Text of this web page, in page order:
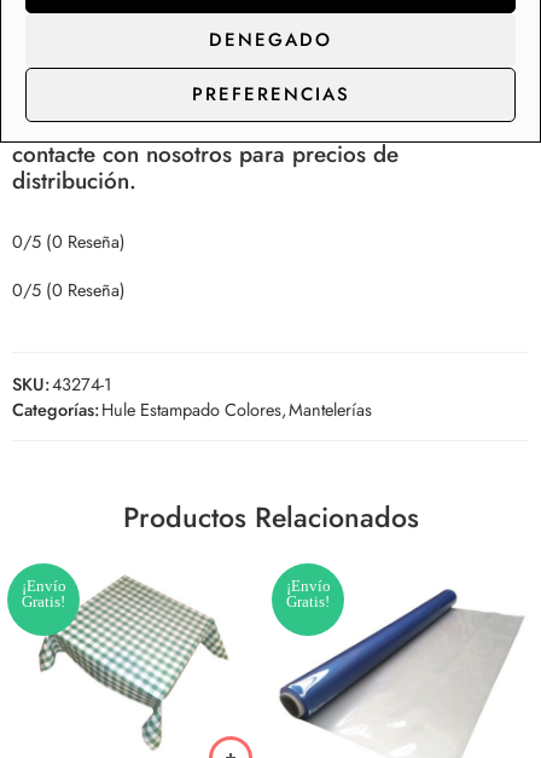
DENEGADO
PREFERENCIAS
de hule en Stock, con capacidad de suministro y
distribución para los clientes de gran consumo.
Somos fabricantes de rollos de hule y manteles,
contacte con nosotros para precios de
distribución.
0/5 (0 Reseña)
0/5 (0 Reseña)
SKU:43274-1
Categorías:Hule Estampado Colores,Mantelerías
Productos Relacionados
¡Envío
Gratis!
¡Envío
Gratis!